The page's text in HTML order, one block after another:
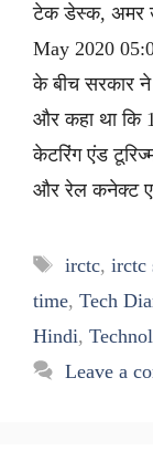
टेक डेस्क, अमर
May 2020
के बीच सरकार ने
और कहा था कि
केटरिंग एंड
और रेल कनेक्ट
Tags
irctc, irctc
time, Tech
Hindi,
Leave a